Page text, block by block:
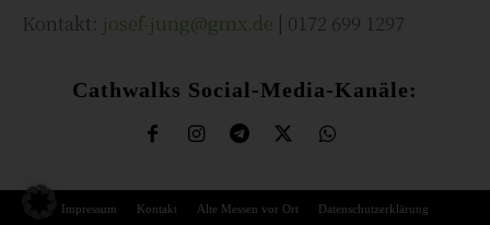
Kontakt: josef-jung@gmx.de | 0172 699 1297
Cathwalks Social-Media-Kanäle:
Impressum Kontakt Alte Messen vor Ort Datenschutzerklärung